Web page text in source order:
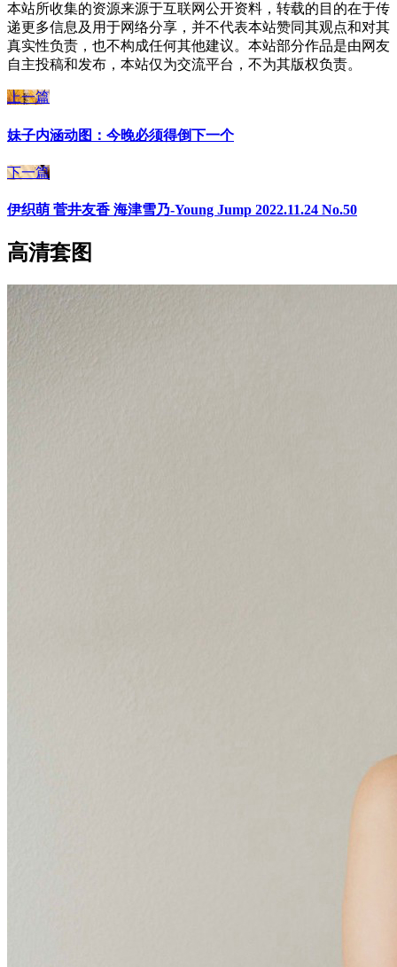
本站所收集的资源来源于互联网公开资料，转载的目的在于传
递更多信息及用于网络分享，并不代表本站赞同其观点和对其
真实性负责，也不构成任何其他建议。本站部分作品是由网友
自主投稿和发布，本站仅为交流平台，不为其版权负责。
上一篇
妹子内涵动图：今晚必须得倒下一个
下一篇
伊织萌 菅井友香 海津雪乃-Young Jump 2022.11.24 No.50
高清套图